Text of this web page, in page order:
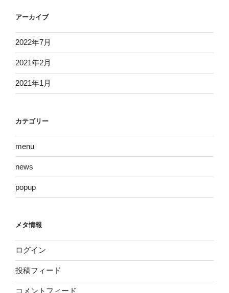
アーカイブ
2022年7月
2021年2月
2021年1月
カテゴリー
menu
news
popup
メタ情報
ログイン
投稿フィード
コメントフィード